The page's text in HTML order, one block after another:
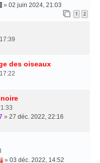
» 02 juin 2024, 21:03
1 2
des oiseaux
» 27 déc. 2022, 22:16
» 03 déc. 2022, 14:52